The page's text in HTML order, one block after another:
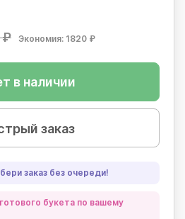
₽ Экономия: 1820 ₽
в наличии
заказ
заказ без очереди!
букета по вашему